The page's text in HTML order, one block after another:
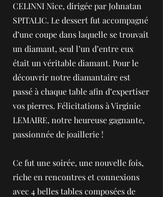
CELINNI Nice, dirigée par Johnatan
SPITALIC. Le dessert fut accompagné
d’une coupe dans laquelle se trouvait
un diamant, seul l’un d’entre eux
était un véritable diamant. Pour le
découvrir notre diamantaire est
passé à chaque table afin d’expertiser
vos pierres. Félicitations à Virginie
LEMAIRE, notre heureuse gagnante,
passionnée de joaillerie !
Ce fut une soirée, une nouvelle fois,
riche en rencontres et connexions
avec 4 belles tables composées de